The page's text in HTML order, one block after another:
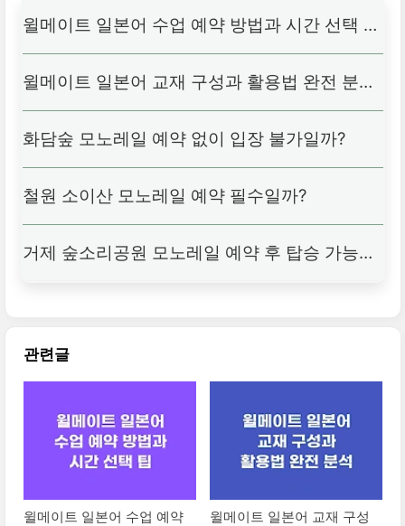
윌메이트 일본어 수업 예약 방법과 시간 선택 팁
윌메이트 일본어 교재 구성과 활용법 완전 분석
화담숲 모노레일 예약 없이 입장 불가일까?
철원 소이산 모노레일 예약 필수일까?
거제 숲소리공원 모노레일 예약 후 탑승 가능할
관련글
윌메이트 일본어 수업 예약
윌메이트 일본어 교재 구성